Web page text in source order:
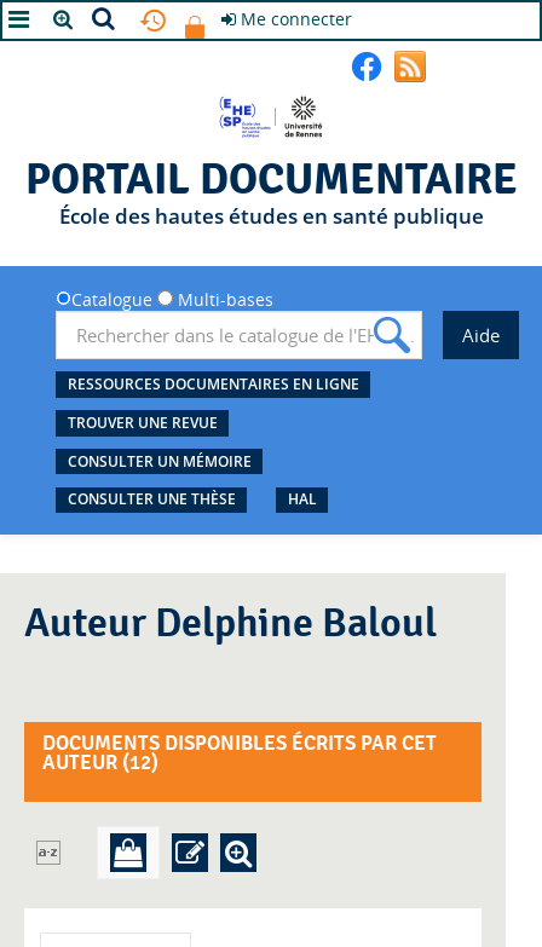
Me connecter
PORTAIL DOCUMENTAIRE
École des hautes études en santé publique
Catalogue Multi-bases
RESSOURCES DOCUMENTAIRES EN LIGNE
TROUVER UNE REVUE
CONSULTER UN MÉMOIRE
CONSULTER UNE THÈSE
HAL
Auteur Delphine Baloul
DOCUMENTS DISPONIBLES ÉCRITS PAR CET
AUTEUR (12)